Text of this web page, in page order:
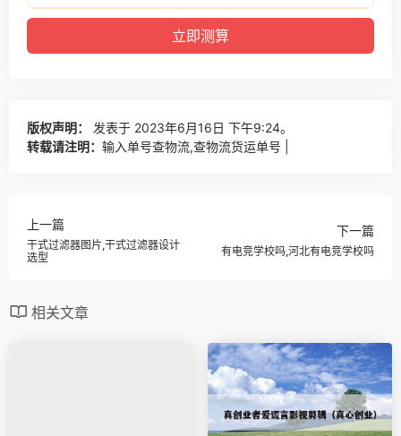
版权声明：
发表于 2023年6月16日 下午9:24。
转载请注明： 输入单号查物流,查物流货运单号 |
上一篇
干式过滤器图片,干式过滤器设计
选型
下一篇
有电竞学校吗,河北有电竞学校吗
相关文章